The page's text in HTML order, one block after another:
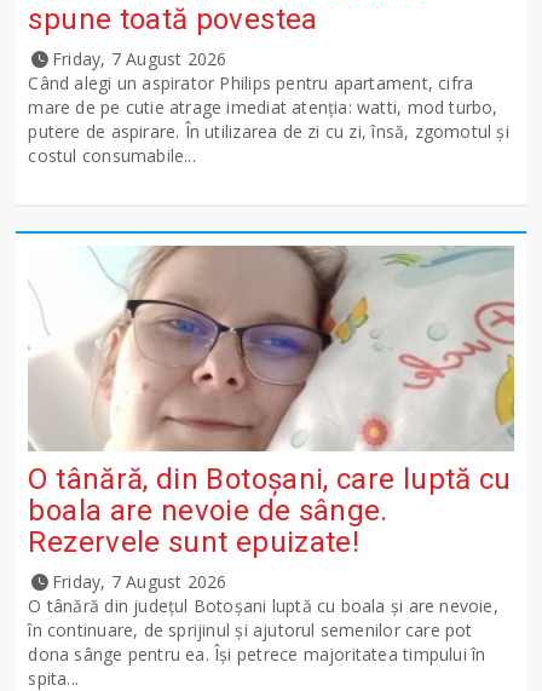
spune toată povestea
Friday, 7 August 2026
Când alegi un aspirator Philips pentru apartament, cifra
mare de pe cutie atrage imediat atenția: watti, mod turbo,
putere de aspirare. În utilizarea de zi cu zi, însă, zgomotul și
costul consumabile...
O tânără, din Botoșani, care luptă cu
boala are nevoie de sânge.
Rezervele sunt epuizate!
Friday, 7 August 2026
O tânără din județul Botoșani luptă cu boala și are nevoie,
în continuare, de sprijinul și ajutorul semenilor care pot
dona sânge pentru ea. Își petrece majoritatea timpului în
spita...